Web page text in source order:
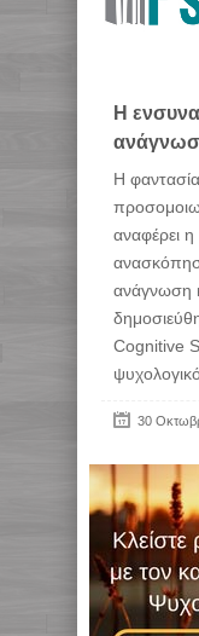
H
Η
αναφέρει
ανάγνωση
Cognitive
30